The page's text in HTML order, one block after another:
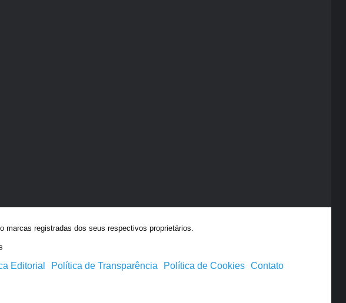
marcas registradas dos seus respectivos proprietários.
Editorial Política de Transparência Política de Cookies Contato